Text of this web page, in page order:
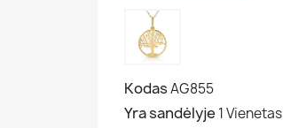
KodasAG855
Yra sandėlyje 1 Vienetas